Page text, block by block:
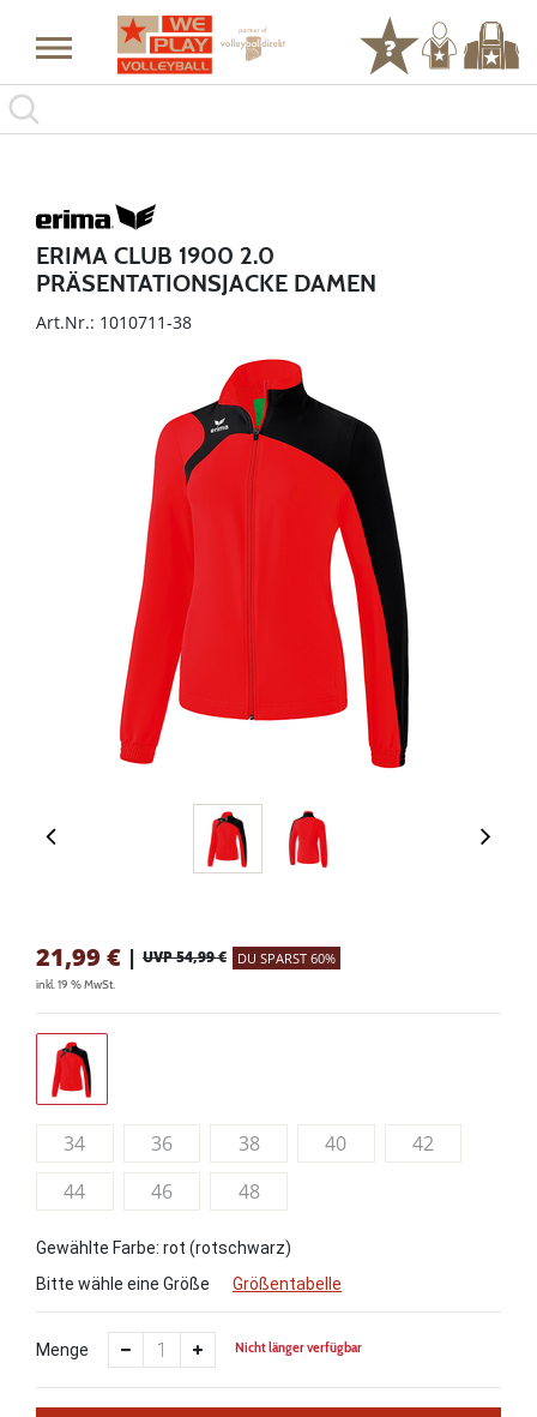
ERIMA CLUB 1900 2.0
PRÄSENTATIONSJACKE DAMEN
Art.Nr.: 1010711-38
21,99 € | UVP 54,99 € DU SPARST 60%
inkl. 19 % MwSt.
34 36 38 40
42
44
46 48
Gewählte Farbe: rot (rotschwarz)
Bitte wähle eine Größe
Größentabelle
Menge Nicht länger verfügbar